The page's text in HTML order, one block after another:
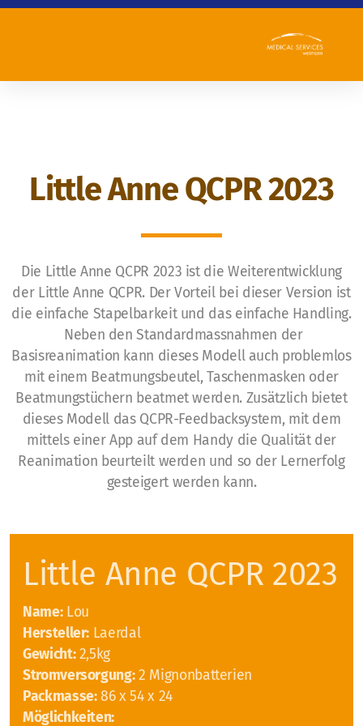
Little Anne QCPR 2023
Die Little Anne QCPR 2023 ist die Weiterentwicklung
der Little Anne QCPR. Der Vorteil bei dieser Version ist
die einfache Stapelbarkeit und das einfache Handling.
Neben den Standardmassnahmen der
Basisreanimation kann dieses Modell auch problemlos
mit einem Beatmungsbeutel, Taschenmasken oder
Beatmungstüchern beatmet werden. Zusätzlich bietet
dieses Modell das QCPR-Feedbacksystem, mit dem
mittels einer App auf dem Handy die Qualität der
Reanimation beurteilt werden und so der Lernerfolg
gesteigert werden kann.
Little Anne QCPR 2023
Name:Lou
Hersteller: Laerdal
Gewicht:2,5kg
Stromversorgung:2 Mignonbatterien
Packmasse:86 x 54 x 24
Möglichkeiten:
Qualitätsbericht
Referenzen
Partner
Aus- und Fortbildungen
BLS-AED-SRC-Kurse
Laien
Kurs@Home
Fachpersonen
E-Learning
Consulting